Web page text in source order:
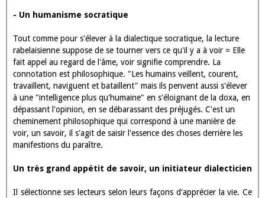
"remèdes", "apothicaire", "baume", "musc", "drogue", "moelle".
s'agit d'un dépassement vers la contemplation. L'ivresse conduit
paradoxalement "à la sobriété sans égale" et permet le
dépassement de l'âme. C'est une quête de la grandeur de
l'homme.
III - L'humanisme du prologue -
Vanter la noblesse et la spiritualité de
l'homme - Un humanisme socratique